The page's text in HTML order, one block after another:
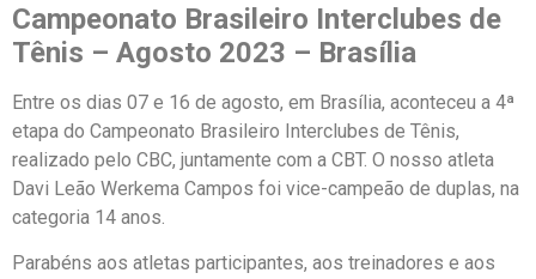
Campeonato Brasileiro Interclubes de
Tênis – Agosto 2023 – Brasília
Entre os dias 07 e 16 de agosto, em Brasília, aconteceu a 4ª
etapa do Campeonato Brasileiro Interclubes de Tênis,
realizado pelo CBC, juntamente com a CBT. O nosso atleta
Davi Leão Werkema Campos foi vice-campeão de duplas, na
categoria 14 anos.
Parabéns aos atletas participantes, aos treinadores e aos